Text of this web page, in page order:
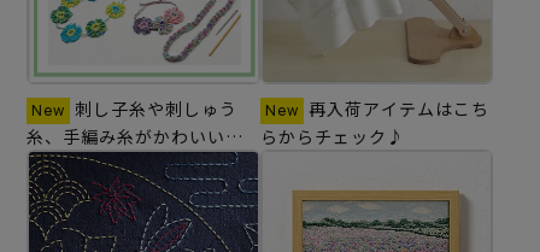
刺し子糸や刺しゅう
糸、手編み糸がかわいいア
クセサリーに変身♪
再入荷アイテムはこち
らからチェック♪